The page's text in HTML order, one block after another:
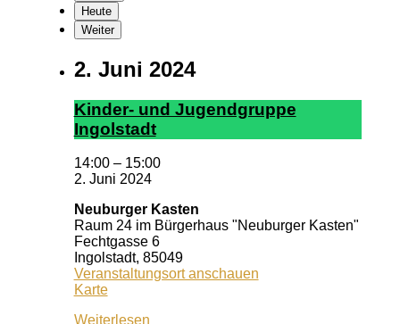
Heute
Weiter
2. Juni 2024
Kin­der- und Ju­gend­grup­pe
In­gol­stadt
14:00 – 15:00
2. Juni 2024
Neuburger Kasten
Raum 24 im Bürgerhaus "Neuburger Kasten"
Fechtgasse 6
Ingolstadt, 85049
Veranstaltungsort anschauen
KarteNeuburger
Weiterlesen